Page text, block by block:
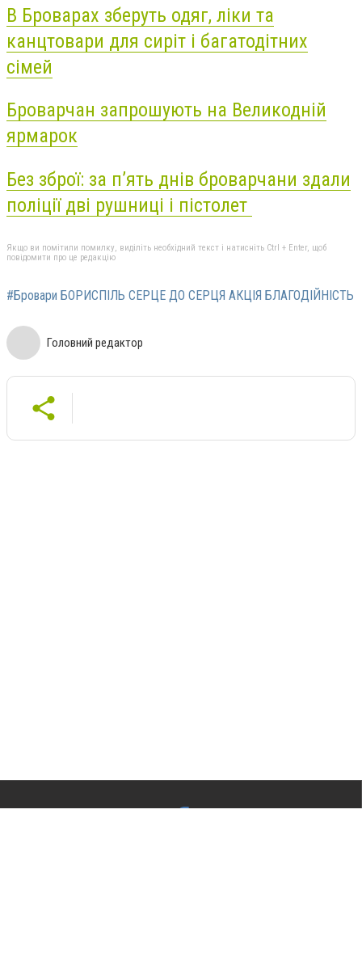
В Броварах зберуть одяг, ліки та
канцтовари для сиріт і багатодітних
сімей
Броварчан запрошують на Великодній
ярмарок
Без зброї: за п’ять днів броварчани здали
поліції дві рушниці і пістолет
Якщо ви помітили помилку, виділіть необхідний текст і натисніть Ctrl + Enter, щоб
повідомити про це редакцію
#Бровари БОРИСПІЛЬ СЕРЦЕ ДО СЕРЦЯ АКЦІЯ БЛАГОДІЙНІСТЬ
Головний редактор